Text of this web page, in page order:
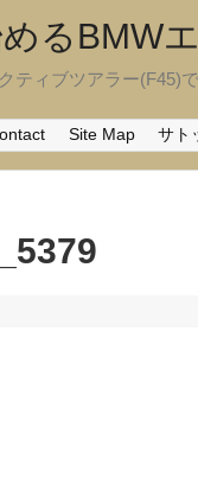
るBMW
ティブツアラー(F45)
Site Map サト